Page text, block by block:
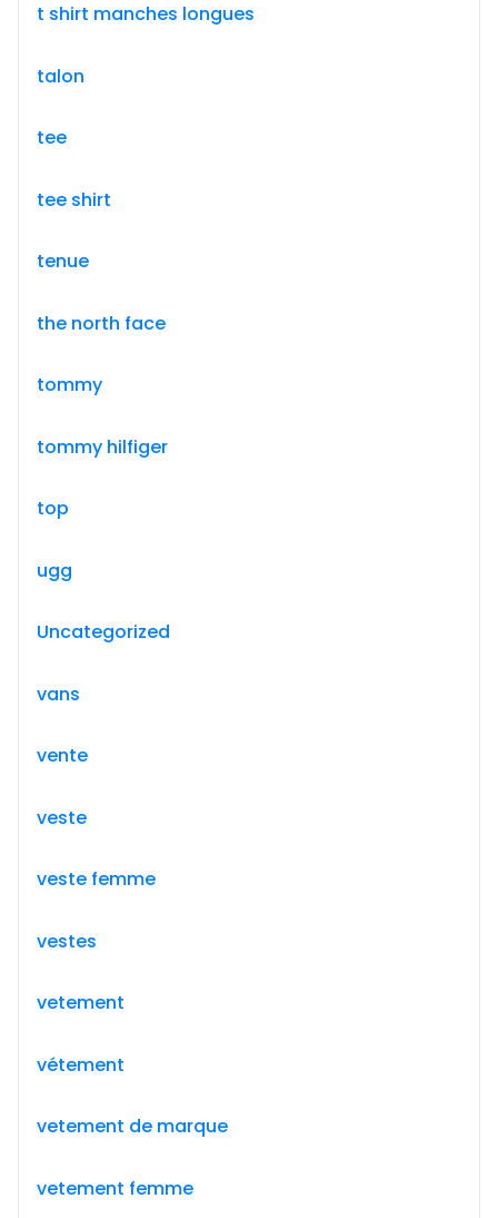
t shirt manches longues
talon
tee
tee shirt
tenue
the north face
tommy
tommy hilfiger
top
ugg
Uncategorized
vans
vente
veste
veste femme
vestes
vetement
vétement
vetement de marque
vetement femme